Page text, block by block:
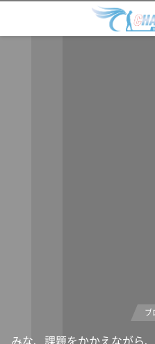
ブ
みな、課題をかかえながら